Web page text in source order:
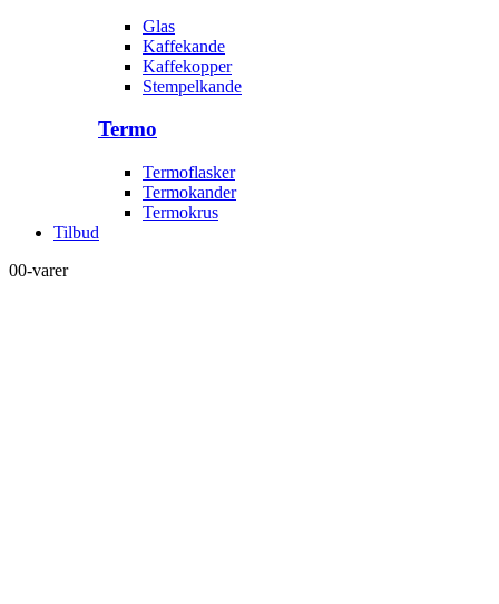
Glas
Kaffekande
Kaffekopper
Stempelkande
Termo
Termoflasker
Termokander
Termokrus
Tilbud
00-varer